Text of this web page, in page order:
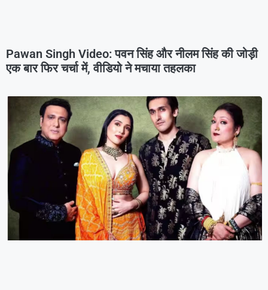
Pawan Singh Video: पवन सिंह और नीलम सिंह की जोड़ी
एक बार फिर चर्चा में, वीडियो ने मचाया तहलका